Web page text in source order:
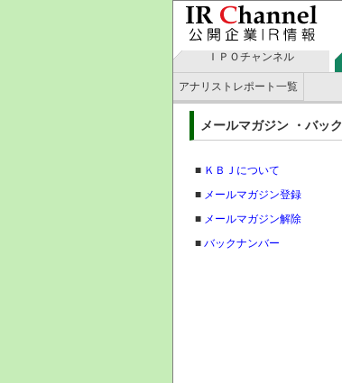
ＩＰＯチャンネル
アナリストレポート一覧
メールマガジン ・バ
■ ＫＢＪについて
■ メールマガジン登録
■ メールマガジン解除
■ バックナンバー